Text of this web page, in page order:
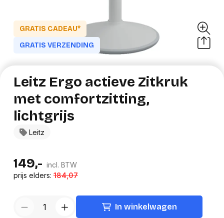
GRATIS CADEAU*
GRATIS VERZENDING
Leitz
Leitz Ergo actieve Zitkruk
met comfortzitting,
lichtgrijs
149,- incl. BTW
prijs elders:184,07
In winkelwagen